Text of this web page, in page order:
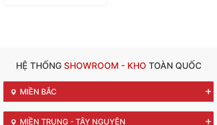
HỆ THỐNGSHOWROOM - KHO TOÀN QUỐC
MIỀN BẮC
MIỀN TRUNG - TÂY NGUYÊN